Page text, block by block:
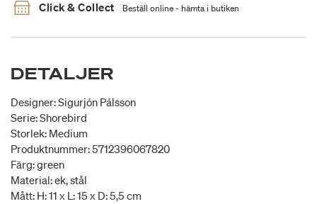
Click & Collect Beställ online - hämta i butiken
DETALJER
Designer: Sigurjón Pálsson
Serie: Shorebird
Storlek: Medium
Produktnummer: 5712396067820
Färg: green
Material: ek, stål
Mått: H: 11 x L: 15 x D: 5,5 cm